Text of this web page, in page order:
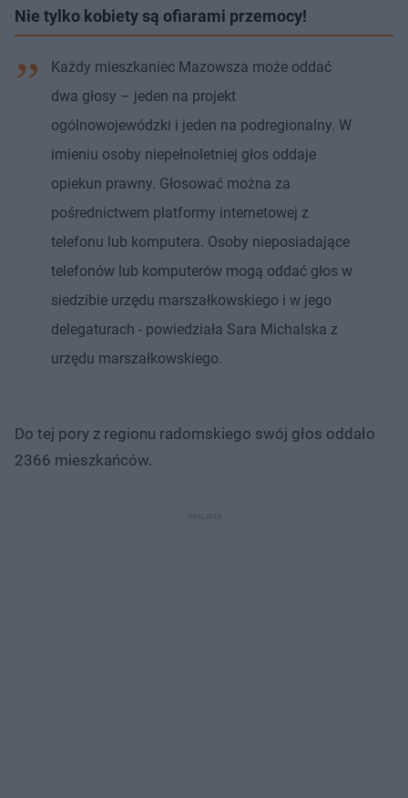
Nie tylko kobiety są ofiarami przemocy!
Każdy mieszkaniec Mazowsza może oddać
dwa głosy – jeden na projekt
ogólnowojewódzki i jeden na podregionalny. W
imieniu osoby niepełnoletniej głos oddaje
opiekun prawny. Głosować można za
pośrednictwem platformy internetowej z
telefonu lub komputera. Osoby nieposiadające
telefonów lub komputerów mogą oddać głos w
siedzibie urzędu marszałkowskiego i w jego
delegaturach - powiedziała Sara Michalska z
urzędu marszałkowskiego.
Do tej pory z regionu radomskiego swój głos oddało
2366 mieszkańców.